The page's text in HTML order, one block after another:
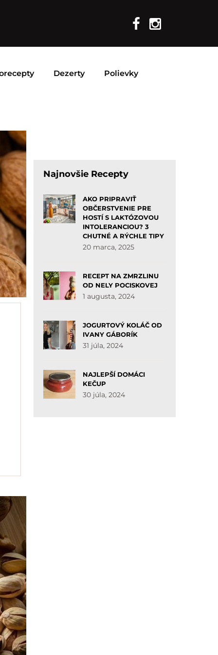
Dezerty Polievky
Najnovšie Recepty
AKO PRIPRAVIŤ
OBČERSTVENIE PRE
HOSTÍ S LAKTÓZOVOU
INTOLERANCIOU? 3
CHUTNÉ A RÝCHLE TIPY
20 marca, 2025
RECEPT NA ZMRZLINU
OD NELY POCISKOVEJ
1 augusta, 2024
JOGURTOVÝ KOLÁČ OD
IVANY GÁBORÍK
31 júla, 2024
NAJLEPŠÍ DOMÁCI
KEČUP
30 júla, 2024